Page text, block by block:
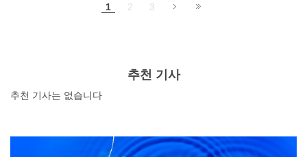
했다.
1 2 3
추천 기사
추천 기사는 없습니다